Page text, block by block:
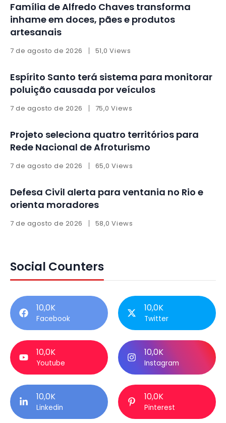
Família de Alfredo Chaves transforma
inhame em doces, pães e produtos
artesanais
7 de agosto de 2026 51,0 Views
Espírito Santo terá sistema para monitorar
poluição causada por veículos
7 de agosto de 2026 75,0 Views
Projeto seleciona quatro territórios para
Rede Nacional de Afroturismo
7 de agosto de 2026 65,0 Views
Defesa Civil alerta para ventania no Rio e
orienta moradores
7 de agosto de 2026 58,0 Views
Social Counters
10,0K
Facebook
10,0K
Twitter
10,0K
Youtube
10,0K
Instagram
10,0K
Linkedin
10,0K
Pinterest